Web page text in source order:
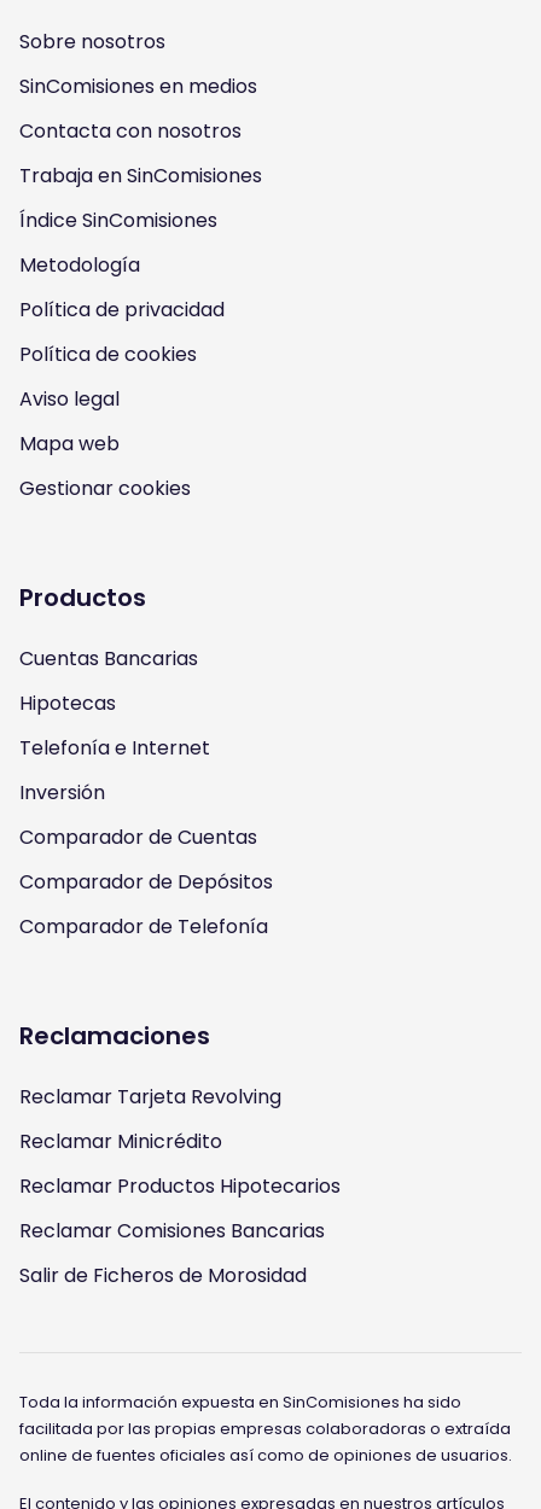
l
o
w
u
s
o
n
n
s
a
a
m
o
w
u
s
o
n
Y
o
u
u
o
w
u
s
o
n
F
a
c
b
k
o
w
u
s
n
i
t
Sobre nosotros
SinComisiones en medios
Contacta con nosotros
Trabaja en SinComisiones
Índice SinComisiones
Metodología
Política de privacidad
Política de cookies
Aviso legal
Mapa web
Gestionar cookies
Productos
Cuentas Bancarias
Hipotecas
Telefonía e Internet
Inversión
Comparador de Cuentas
Comparador de Depósitos
Comparador de Telefonía
Reclamaciones
Reclamar Tarjeta Revolving
Reclamar Minicrédito
Reclamar Productos Hipotecarios
Reclamar Comisiones Bancarias
Salir de Ficheros de Morosidad
Toda la información expuesta en SinComisiones ha sido
facilitada por las propias empresas colaboradoras o extraída
online de fuentes oficiales así como de opiniones de usuarios.
El contenido y las opiniones expresadas en nuestros artículos